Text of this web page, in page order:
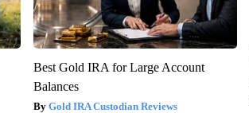
Best Gold IRA for Large Account
Balances
Gold IRA Custodian Reviews